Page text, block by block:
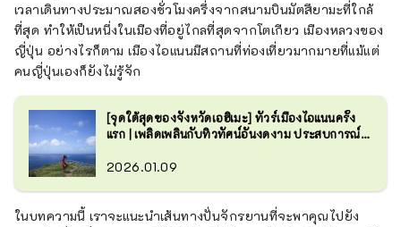
เวลาเดินทางประมาณสองชั่วโมงครึ่งจากสนามบินมัตสึยามะที่ใกล้
ที่สุด ทำให้เป็นหนึ่งในเมืองที่อยู่ไกลที่สุดจากโตเกียว เมืองหลวงของ
ญี่ปุ่น อย่างไรก็ตาม เมืองไอแนนมีสถานที่ท่องเที่ยวมากมายที่แม้แต่
คนญี่ปุ่นเองก็ยังไม่รู้จัก
[จุดใต้สุดของจังหวัดเอฮิเมะ] ทัวร์เมืองไอแนนครั้ง
แรก | เพลิดเพลินกับทิวทัศน์อันงดงาม ประสบการณ์
2026.01.09
ในบทความนี้ เราจะแนะนำเส้นทางปั่นจักรยานที่จะพาคุณไปยัง